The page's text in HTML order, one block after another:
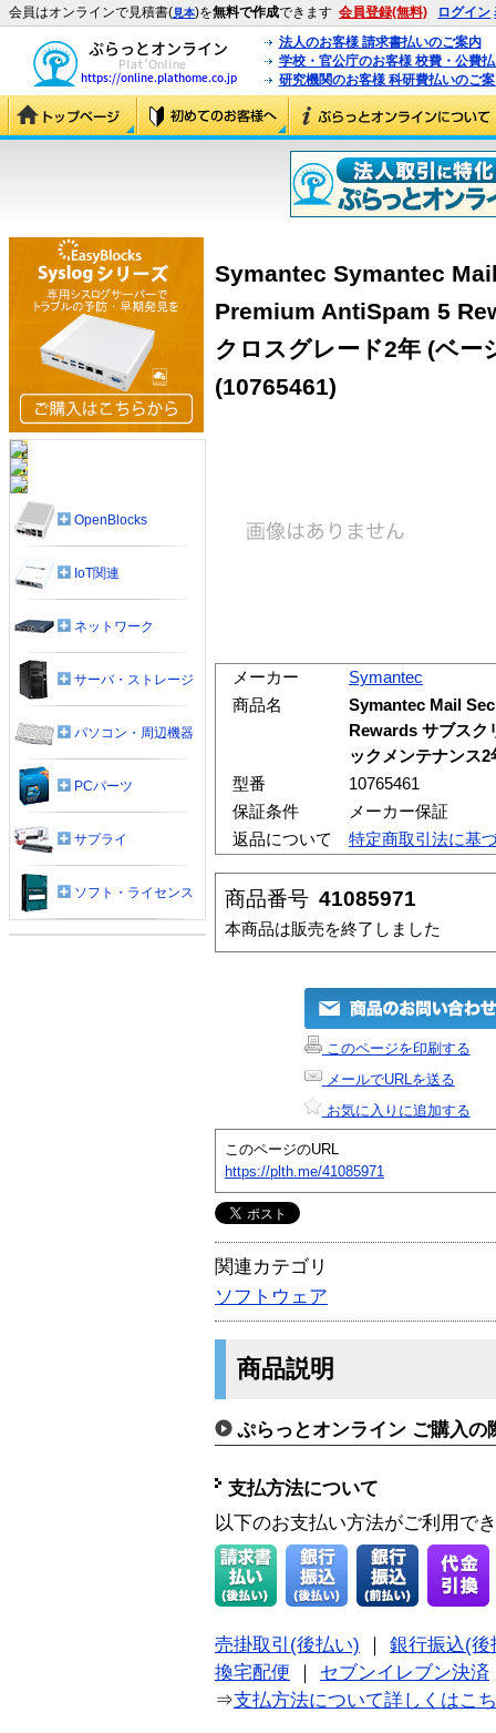
会員はオンラインで見積書(見本)を無料で作成できます 会員登録(無料) ログイン
法人のお客様 請求書払いのご案内
学校・官公庁のお客様 校費・公費
研究機関のお客様 科研費払いのご
Symantec Symantec
Premium AntiSpam 5
クロスグレード2年 (ベー
(10765461)
メーカー
Symantec
商品名
Symantec Mail
Rewards サブスク
ックメンテナンス
型番
10765461
保証条件
メーカー保証
返品について
特定商取引法に基
商品番号 41085971
本商品は販売を終了しました
このページを印刷する
メールでURLを送る
お気に入りに追加する
このページのURL
https://plth.me/41085971
関連カテゴリ
ソフトウェア
商品説明
ぷらっとオンライン ご購入の
支払方法について
以下のお支払い方法がご利用で
売掛取引(後払い)
銀行振込(後
換宅配便
セブンイレブン決済
⇒支払方法について詳しくはこ
OpenBlocks
IoT関連
ネットワーク
サーバ・ストレージ
パソコン・周辺機器
PCパーツ
サプライ
ソフト・ライセンス